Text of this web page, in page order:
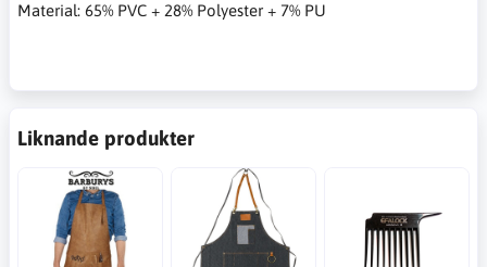
Material: 65% PVC + 28% Polyester + 7% PU
Liknande produkter